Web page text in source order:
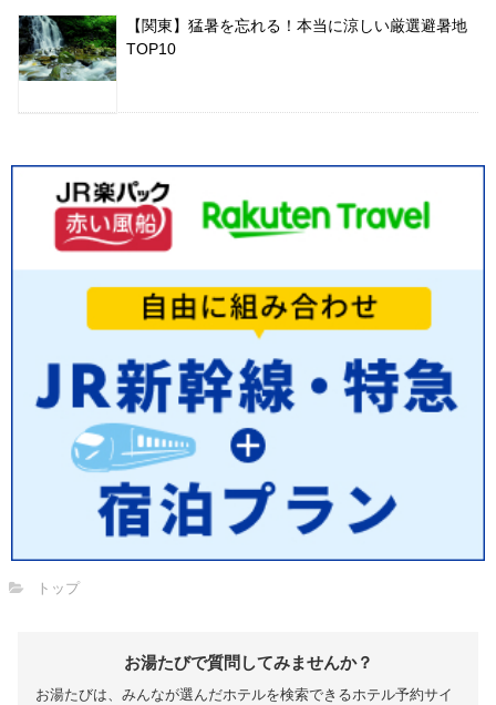
【関東】猛暑を忘れる！本当に涼しい厳選避暑地
TOP10
トップ
お湯たびで質問してみませんか？
お湯たびは、みんなが選んだホテルを検索できるホテル予約サイ